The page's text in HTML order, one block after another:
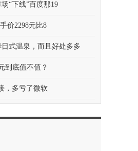
“下线”百度那19
价2298元比8
式温泉，而且好处多多
到底值不值？
，多亏了微软